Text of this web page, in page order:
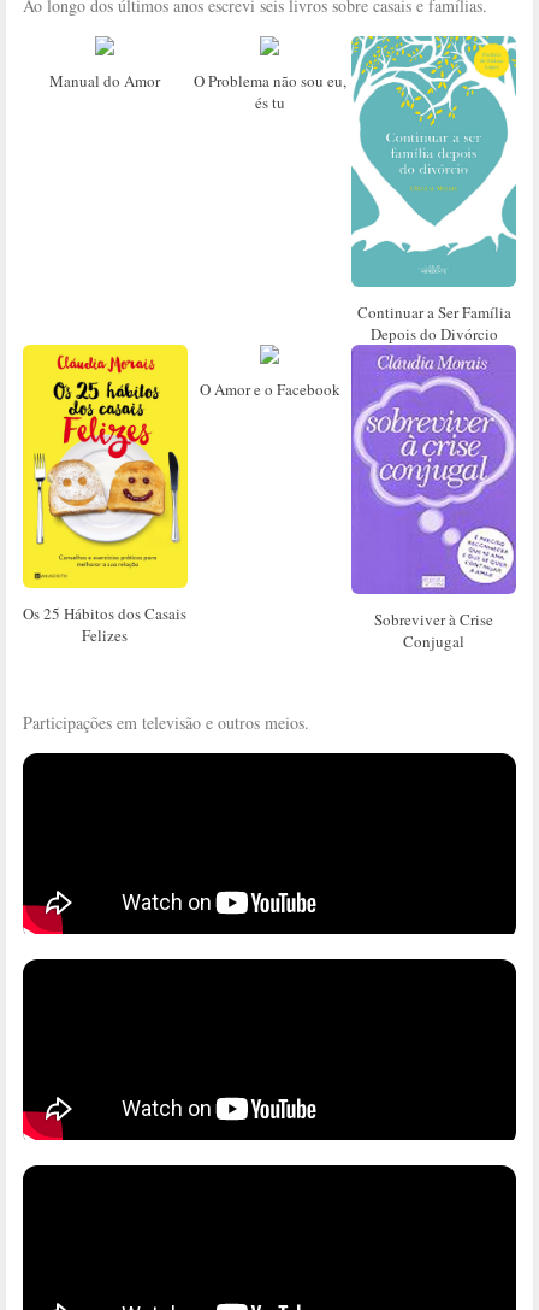
Ao longo dos últimos anos escrevi seis livros sobre casais e famílias.
Manual do Amor
O Problema não sou eu,
és tu
Continuar a Ser Família
Depois do Divórcio
Os 25 Hábitos dos Casais
Felizes
O Amor e o Facebook
Sobreviver à Crise
Conjugal
Participações em televisão e outros meios.